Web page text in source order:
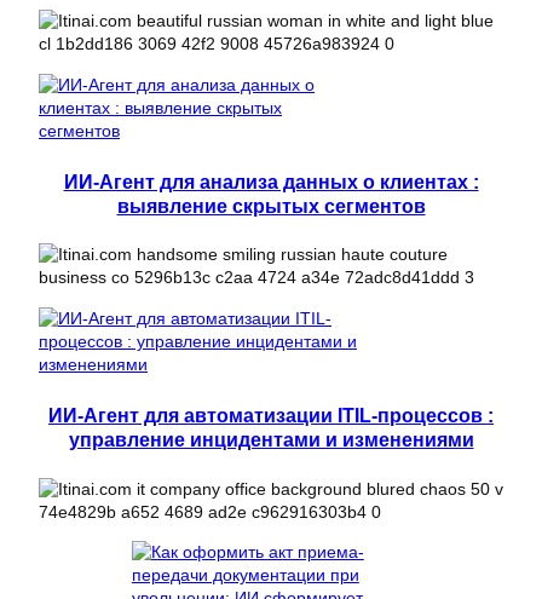
ИИ-Агент для анализа данных о клиентах :
выявление скрытых сегментов
ИИ-Агент для автоматизации ITIL-процессов :
управление инцидентами и изменениями